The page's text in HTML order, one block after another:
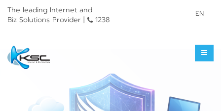
The leading Internet and
Biz Solutions Provider |
1238
EN